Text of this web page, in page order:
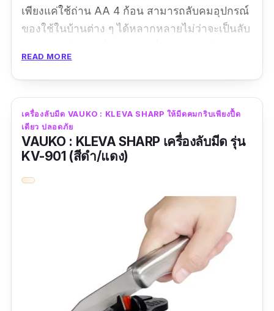
เพียงแค่ใช้ถ่าน AA 4 ก้อน สามารถลับคมอุปกรณ์
ของใช้ในบ้านต่าง ๆ ได้หลากหลายไม่ว่าจะเป็นลับ
พาง่าย
“สินค้าใช้งานได้ดีครับ สินค้าตัวนี้ต้องมีความ
เข้าใจในการใช้งานด้วยครับ ผมลองลับมีดก็คมดี
อยู่”
READ MORE
เครื่องลับมีด VAUKO : KLEVA SHARP ให้มีดคมกริบเพียงปื้ด
เดียว ปลอดภัย
VAUKO : KLEVA SHARP เครื่องลับมีด รุ่น
KV-901 (สีดำ/แดง)